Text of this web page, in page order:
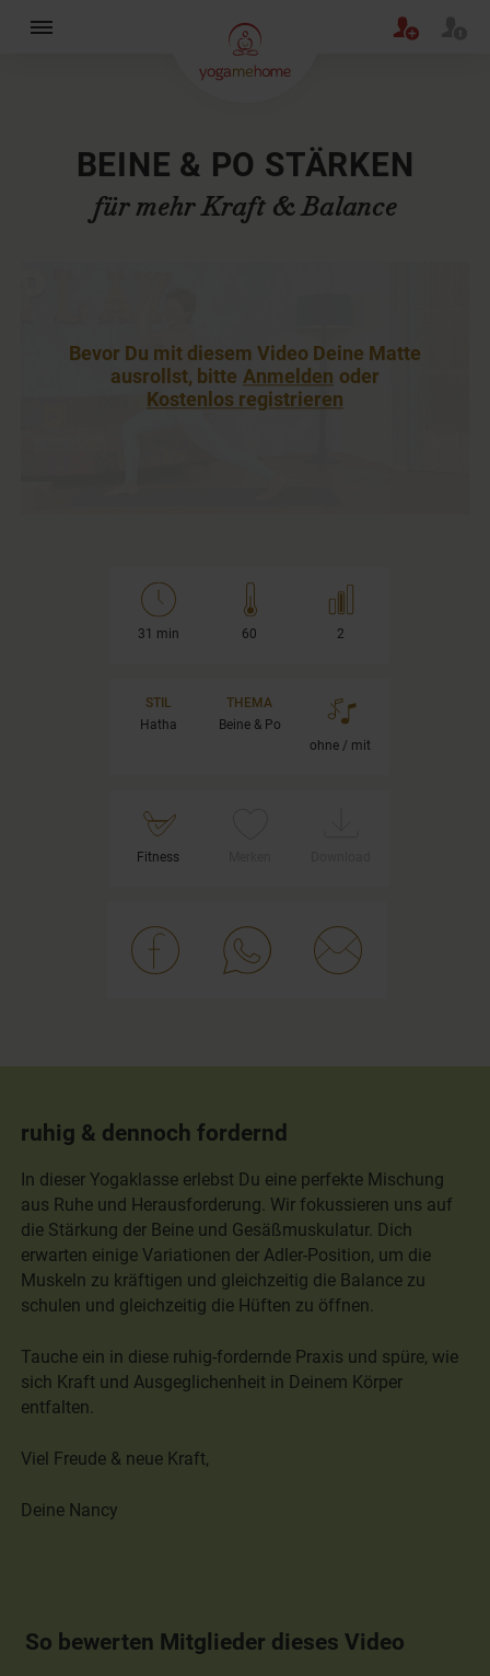
BEINE & PO STÄRKEN
für mehr Kraft & Balance
Bevor Du mit diesem Video Deine Matte
ausrollst, bitte Anmelden oder
Kostenlos registrieren
31 min 60 2
STIL
Hatha
THEMA
Beine & Po
ohne / mit
Fitness
ruhig & dennoch fordernd
In dieser Yogaklasse erlebst Du eine perfekte Mischung
aus Ruhe und Herausforderung. Wir fokussieren uns auf
die Stärkung der Beine und Gesäßmuskulatur. Dich
erwarten einige Variationen der Adler-Position, um die
Muskeln zu kräftigen und gleichzeitig die Balance zu
schulen und gleichzeitig die Hüften zu öffnen.
Tauche ein in diese ruhig-fordernde Praxis und spüre, wie
sich Kraft und Ausgeglichenheit in Deinem Körper
entfalten.
Viel Freude & neue Kraft,
Deine Nancy
So bewerten Mitglieder dieses Video